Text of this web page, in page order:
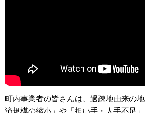
町内事業者の皆さんは、過疎地由来の
済規模の縮小」や「担い手・人手不足